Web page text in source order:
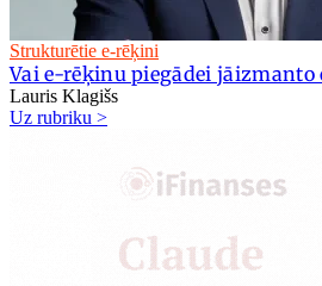
Strukturētie e-rēķini
Vai e-rēķinu piegādei jāizmanto
Lauris Klagišs
Uz rubriku >